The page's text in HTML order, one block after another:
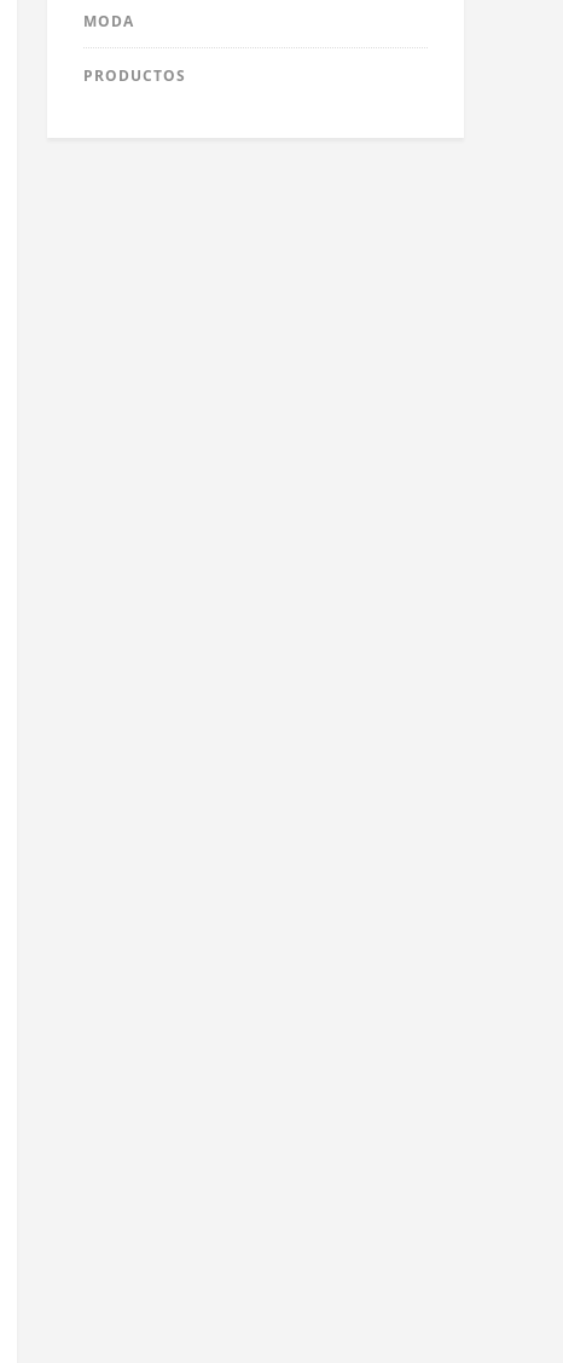
MODA
PRODUCTOS